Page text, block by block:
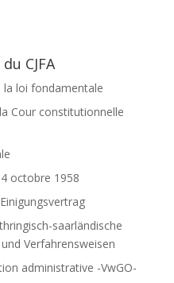
CJFA
la loi fondamentale
Cour constitutionnelle
octobre 1958
saarländische
Verfahrensweisen
administrative -VwGO-